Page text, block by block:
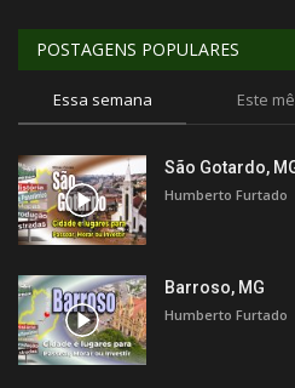
POSTAGENS POPULARES
Essa semana Este
São Gotardo,
Humberto Furtado
Barroso, MG
Humberto Furtado